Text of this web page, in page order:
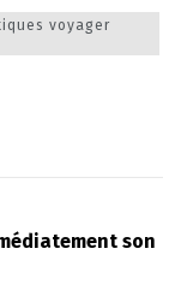
voyager
son